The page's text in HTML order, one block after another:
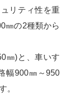
リティ性を重
㎜の2種類から
㎜)と、車いす
幅900㎜～950
。